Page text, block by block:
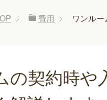
費用 ワンルー
の契約時や